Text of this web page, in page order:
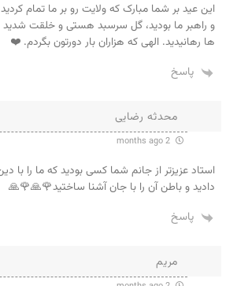
این عید بر شما مبارک که ولایت رو بر ما تمام
و راهبر ما بودید، گل سرسبد هستی و خلقت شدید
ها رهانیدید. الهی که هزاران بار دورتون بگردم. ❤️
پاسخ
محدثه رضایی
استاد عزیزتر از جانم شما کسی بودید که ما را با
دادید و باطن آن را با جان آشنا ساختید🌹🙏🌹🙏
پاسخ
مریم